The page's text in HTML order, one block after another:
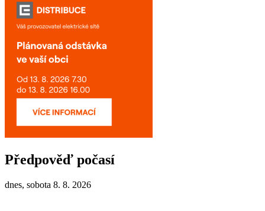
Předpověď počasí
dnes, sobota 8. 8. 2026